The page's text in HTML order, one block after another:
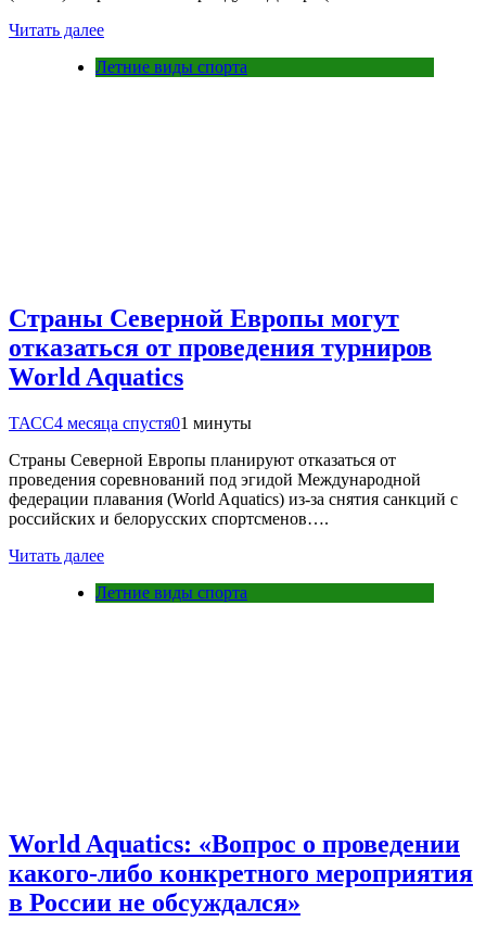
Читать далее
Летние виды спорта
Страны Северной Европы могут
отказаться от проведения турниров
World Aquatics
ТАСС4 месяца спустя01 минуты
Страны Северной Европы планируют отказаться от
проведения соревнований под эгидой Международной
федерации плавания (World Aquatics) из-за снятия санкций с
российских и белорусских спортсменов….
Читать далее
Летние виды спорта
World Aquatics: «Вопрос о проведении
какого-либо конкретного мероприятия
в России не обсуждался»